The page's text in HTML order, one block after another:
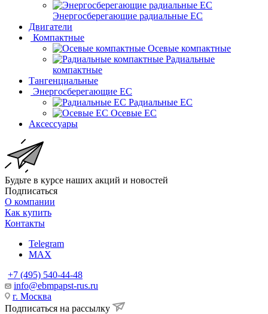
Энергосберегающие радиальные EC
Двигатели
Компактные
Осевые компактные
Радиальные
компактные
Тангенциальные
Энергосберегающие EC
Радиальные EC
Осевые EC
Аксессуары
Будьте в курсе наших акций и новостей
Подписаться
О компании
Как купить
Контакты
Telegram
MAX
+7 (495) 540-44-48
info@ebmpapst-rus.ru
г. Москва
Подписаться на рассылку